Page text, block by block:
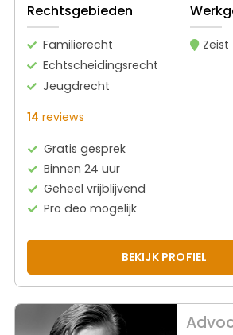
Rechtsgebieden
Familierecht
Echtscheidingsrecht
Jeugdrecht
Zeist
14 reviews
Gratis gesprek
Binnen 24 uur
Geheel vrijblijvend
Pro deo mogelijk
BEKIJK PROFIEL